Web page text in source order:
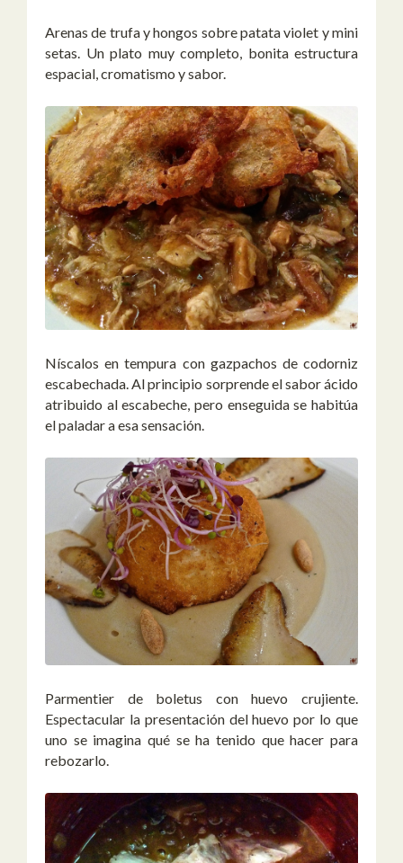
Arenas de trufa y hongos sobre patata violet y mini
setas. Un plato muy completo, bonita estructura
espacial, cromatismo y sabor.
Níscalos en tempura con gazpachos de codorniz
escabechada. Al principio sorprende el sabor ácido
atribuido al escabeche, pero enseguida se habitúa
el paladar a esa sensación.
Parmentier de boletus con huevo crujiente.
Espectacular la presentación del huevo por lo que
uno se imagina qué se ha tenido que hacer para
rebozarlo.